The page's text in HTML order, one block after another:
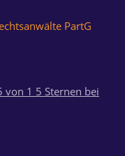
PartG
von 1 5 Sternen bei